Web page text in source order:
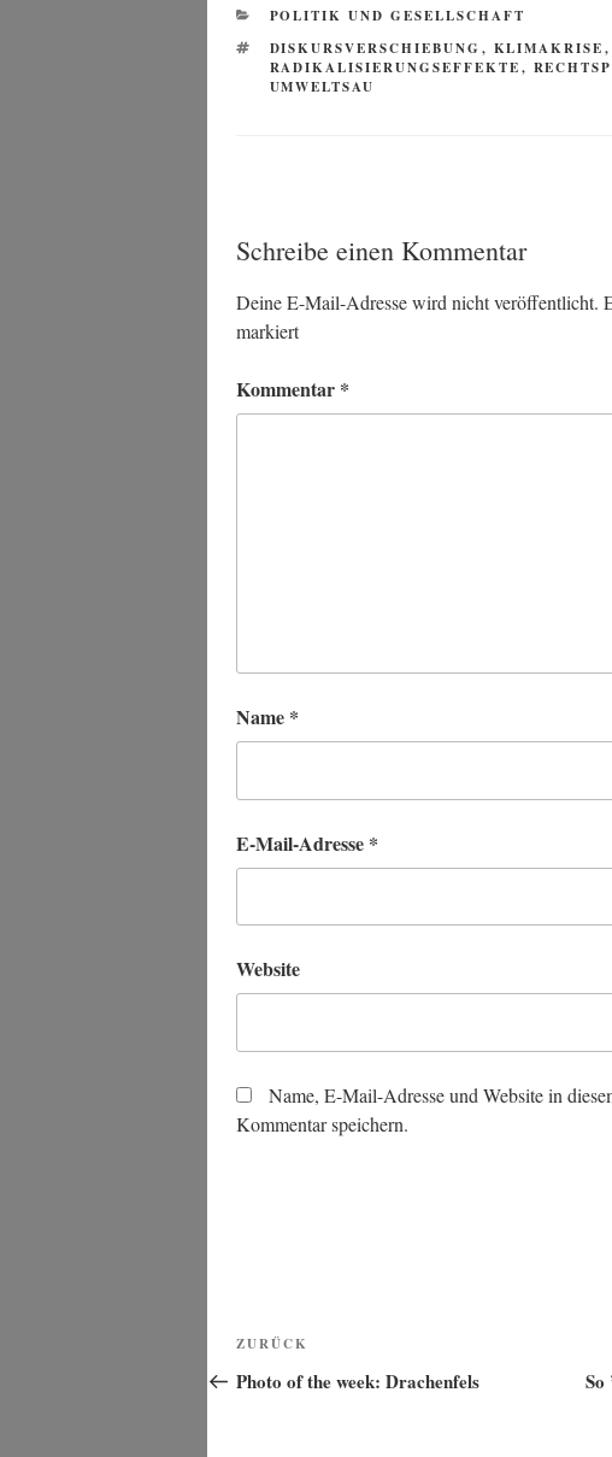
KATEGORIEN
POLITIK UND GESELLSCHAFT
SCHLAGWÖRTER
DISKURSVERSCHIEBUNG , KLIMAKRISE,
RADIKALISIERUNGSEFFEKTE,
UMWELTSAU
Schreibe einen Kommentar
Deine E-Mail-Adresse wird nicht veröffentlicht.
markiert
Kommentar *
Name *
E-Mail-Adresse *
Website
Name, E-Mail-Adresse und Website in
Kommentar speichern.
Beitragsnavigation
Vorheriger
Beitrag
ZURÜCK
Photo of the week: Drachenfels